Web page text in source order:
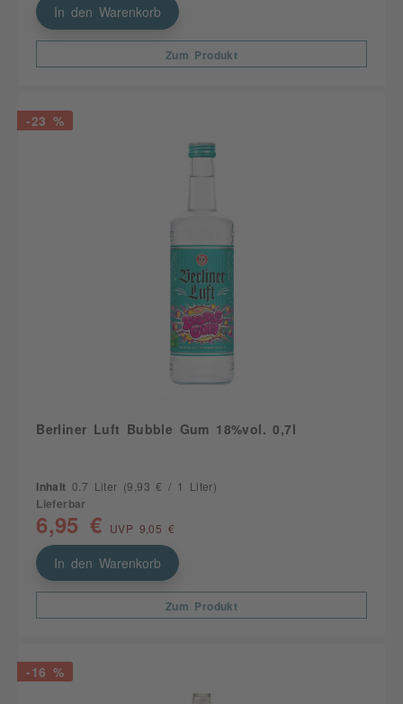
In den Warenkorb
Zum Produkt
-23 %
Berliner Luft Bubble Gum 18%vol. 0,7l
Inhalt 0.7 Liter (9,93 € / 1 Liter)
Lieferbar
6,95 € UVP 9,05 €
In den Warenkorb
Zum Produkt
-16 %